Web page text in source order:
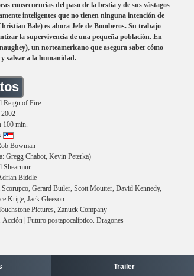
consecuencias del paso de la bestia y de sus vástagos
inteligentes que no tienen ninguna intención de
Bale) es ahora Jefe de Bomberos. Su trabajo
la supervivencia de una pequeña población. En
un norteamericano que asegura saber cómo
salvar a la humanidad.
Reign of Fire
100 min.
Bowman
Gregg Chabot, Kevin Peterka)
Shearmur
Biddle
Gerard Butler, Scott Moutter, David Kennedy,
Krige, Jack Gleeson
Pictures, Zanuck Company
| Futuro postapocalíptico. Dragones
Trailer